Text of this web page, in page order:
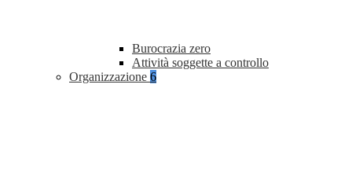
Burocrazia zero
Attività soggette a controllo
Organizzazione 6